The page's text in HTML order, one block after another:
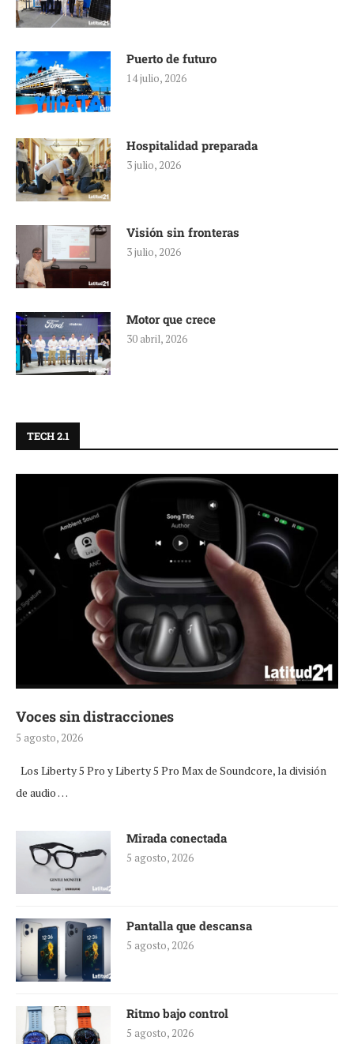
Puerto de futuro
14 julio, 2026
Hospitalidad preparada
3 julio, 2026
Visión sin fronteras
3 julio, 2026
Motor que crece
30 abril, 2026
TECH 2.1
Voces sin distracciones
5 agosto, 2026
Los Liberty 5 Pro y Liberty 5 Pro Max de Soundcore, la división
de audio …
Mirada conectada
5 agosto, 2026
Pantalla que descansa
5 agosto, 2026
Ritmo bajo control
5 agosto, 2026